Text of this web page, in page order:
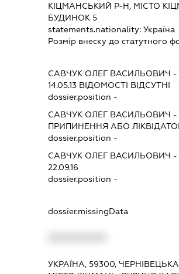
КІЦМАНСЬКИЙ Р-Н, МІСТО
БУДИНОК 5
statements.nationality:Україна
Розмір внеску до статутного
САВЧУК ОЛЕГ ВАСИЛЬОВИЧ -
14.05.13 ВІДОМОСТІ ВІДСУТНІ
dossier.position -
САВЧУК ОЛЕГ ВАСИЛЬОВИЧ -
ПРИПИНЕННЯ АБО
dossier.position -
САВЧУК ОЛЕГ ВАСИЛЬОВИЧ -
22.09.16
dossier.position -
dossier.missingData
УКРАЇНА, 59300,